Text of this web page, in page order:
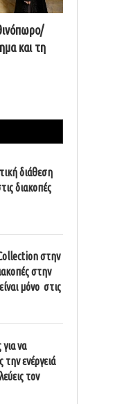
και τη
διάθεση
διακοπές
στην
στην
μόνο στις
να
την ενέργειά
τον